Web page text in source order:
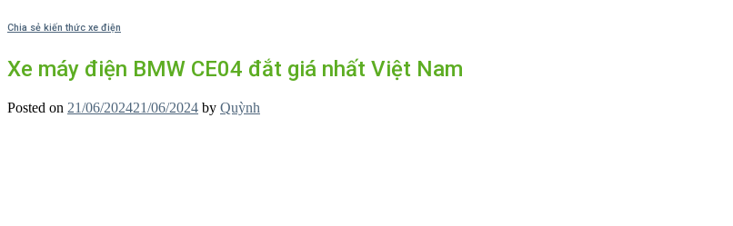
Chia sẻ kiến thức xe điện
Xe máy điện BMW CE04 đắt giá nhất Việt Nam
Posted on 21/06/202421/06/2024 by Quỳnh